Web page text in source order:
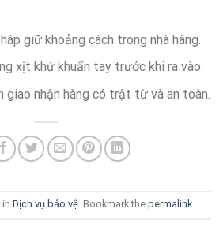
giữ khoảng cách trong nhà hàng.
xịt khử khuẩn tay trước khi ra vào.
giao nhận hàng có trật từ và an toàn.
Dịch vụ bảo vệ. Bookmark the permalink.